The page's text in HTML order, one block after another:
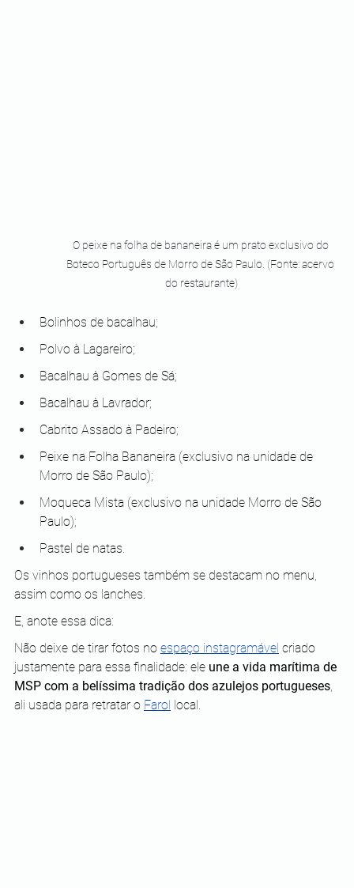
O peixe na folha de bananeira é um prato exclusivo do
Boteco Português de Morro de São Paulo. (Fonte: acervo
do restaurante)
Bolinhos de bacalhau;
Polvo à Lagareiro;
Bacalhau à Gomes de Sá;
Bacalhau à Lavrador;
Cabrito Assado à Padeiro;
Peixe na Folha Bananeira (exclusivo na unidade de
Morro de São Paulo);
Moqueca Mista (exclusivo na unidade Morro de São
Paulo);
Pastel de natas.
Os vinhos portugueses também se destacam no menu,
assim como os lanches.
E, anote essa dica:
Não deixe de tirar fotos no espaço instagramável criado
justamente para essa finalidade: ele une a vida marítima de
MSP com a belíssima tradição dos azulejos portugueses,
ali usada para retratar o Farol local.